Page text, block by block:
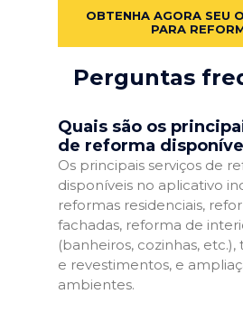
OBTENHA AGORA SEU
PARA
Perguntas
Quais são os
de reforma
Os principais serviços de
disponíveis no aplicativo
reformas residenciais,
fachadas, reforma de
(banheiros, cozinhas,
e revestimentos, e
ambientes.